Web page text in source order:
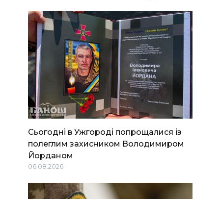
Сьогодні в Ужгороді попрощалися із
полеглим захисником Володимиром
Йорданом
06.08.2026